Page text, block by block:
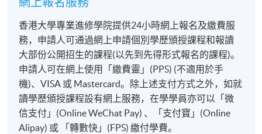
擔任中環1111餐廳的行政主廚，以港式Fine Dining而
知名。現在是Winique food and beverage Consultancy
創辦人及集團廚藝總監。
香港大學專業進修學院提供24小時網上報名及繳費服
務，申請人可通過網上申請個別學歷頒授課程和報讀
大部份公開招生的課程(以先到先得形式報名的課程)。
申請人可在網上使用「繳費靈」(PPS) (不適用於手
機)、VISA 或 Mastercard。除上述支付方式之外，如就
讀學歷頒授課程設有網上服務，在學學員亦可以「微
信支付」(Online WeChat Pay) 、「支付寶」(Online
Alipay) 或 「轉數快」(FPS) 繳付學費。